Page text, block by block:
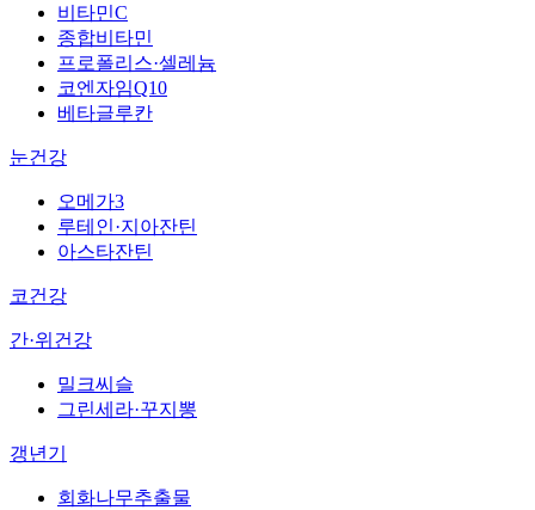
비타민C
종합비타민
프로폴리스·셀레늄
코엔자임Q10
베타글루칸
눈건강
오메가3
루테인·지아잔틴
아스타잔틴
코건강
간·위건강
밀크씨슬
그린세라·꾸지뽕
갱년기
회화나무추출물